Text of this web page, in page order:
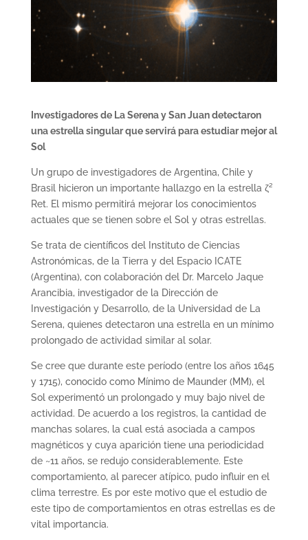
Investigadores de La Serena y San Juan detectaron
una estrella singular que servirá para estudiar mejor al
Sol
Un grupo de investigadores de Argentina, Chile y
Brasil hicieron un importante hallazgo en la estrella ζ²
Ret. El mismo permitirá mejorar los conocimientos
actuales que se tienen sobre el Sol y otras estrellas.
Se trata de científicos del Instituto de Ciencias
Astronómicas, de la Tierra y del Espacio ICATE
(Argentina), con colaboración del Dr. Marcelo Jaque
Arancibia, investigador de la Dirección de
Investigación y Desarrollo, de la Universidad de La
Serena, quienes detectaron una estrella en un mínimo
prolongado de actividad similar al solar.
Se cree que durante este período (entre los años 1645
y 1715), conocido como Mínimo de Maunder (MM), el
Sol experimentó un prolongado y muy bajo nivel de
actividad. De acuerdo a los registros, la cantidad de
manchas solares, la cual está asociada a campos
magnéticos y cuya aparición tiene una periodicidad
de ~11 años, se redujo considerablemente. Este
comportamiento, al parecer atípico, pudo influir en el
clima terrestre. Es por este motivo que el estudio de
este tipo de comportamientos en otras estrellas es de
vital importancia.